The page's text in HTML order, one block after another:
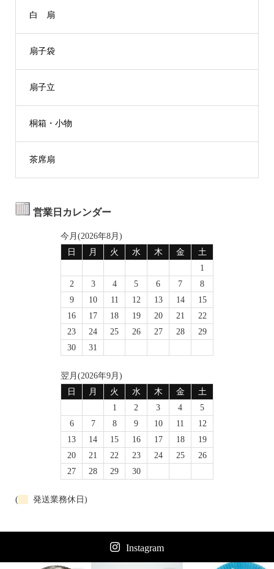
白 扇
扇子袋
扇子立
桐箱・小物
茶席扇
営業日カレンダー
今月(2026年8月)
日
月 火 水 木 金
土
1
2
3 4 5 6 7
8
9
10 11 12 13 14
15
16
17 18 19 20 21
22
23
24 25 26 27 28
29
30
31
翌月(2026年9月)
日
月 火 水 木 金
土
1
2 3 4
5
6
7 8 9 10 11
12
13
14 15 16 17 18
19
20
21 22 23 24 25
26
27
28 29 30
( 発送業務休日)
Instagram